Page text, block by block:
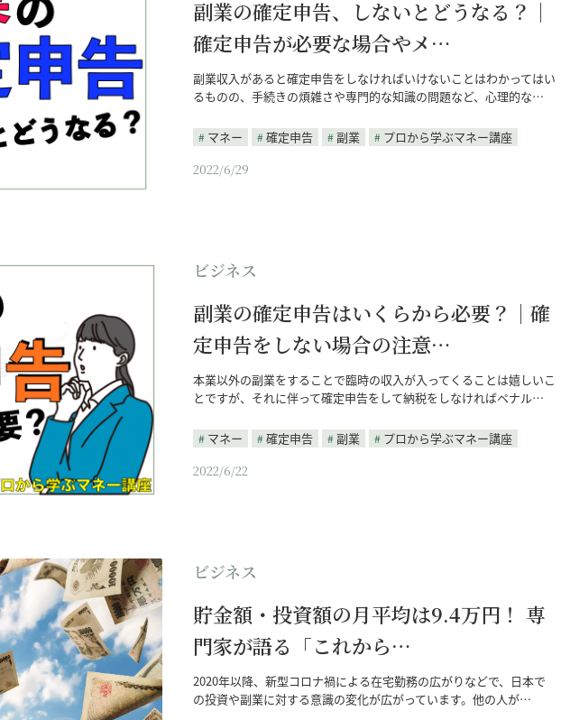
副業の確定申告、しないとどうなる？｜
確定申告が必要な場合やメ…
副業収入があると確定申告をしなければいけないことはわかってはい
るものの、手続きの煩雑さや専門的な知識の問題など、心理的な…
マネー 確定申告 副業
プロから学ぶマネー講座
2022/6/29
ビジネス
副業の確定申告はいくらから必要？｜確
定申告をしない場合の注意…
本業以外の副業をすることで臨時の収入が入ってくることは嬉しいこ
とですが、それに伴って確定申告をして納税をしなければペナル…
マネー 確定申告 副業
プロから学ぶマネー講座
2022/6/22
ビジネス
貯金額・投資額の月平均は9.4万円！ 専
門家が語る「これから…
2020年以降、新型コロナ禍による在宅勤務の広がりなどで、日本で
の投資や副業に対する意識の変化が広がっています。他の人が…